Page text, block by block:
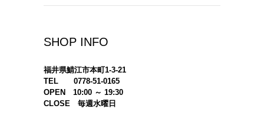
SHOP INFO
福井県鯖江市本町1-3-21
TEL 0778-51-0165
OPEN 10:00 ～ 19:30
CLOSE 毎週水曜日